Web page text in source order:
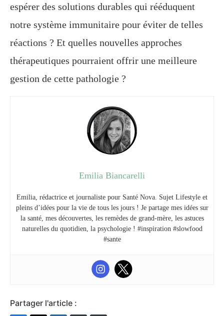
espérer des solutions durables qui rééduquent
notre système immunitaire pour éviter de telles
réactions ? Et quelles nouvelles approches
thérapeutiques pourraient offrir une meilleure
gestion de cette pathologie ?
Emilia Biancarelli
Emilia, rédactrice et journaliste pour Santé Nova. Sujet Lifestyle et
pleins d’idées pour la vie de tous les jours ! Je partage mes idées sur
la santé, mes découvertes, les remèdes de grand-mère, les astuces
naturelles du quotidien, la psychologie ! #inspiration #slowfood
#sante
Partager l'article :